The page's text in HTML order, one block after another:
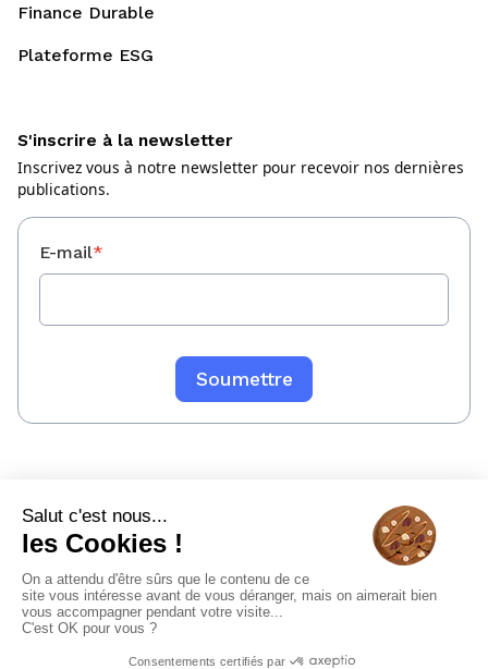
Finance Durable
Plateforme ESG
S'inscrire à la newsletter
Inscrivez vous à notre newsletter pour recevoir nos dernières
publications.
E-mail*
© 2023 WeeFin
Mentions légalesPolitique de confidentialité Sitemap